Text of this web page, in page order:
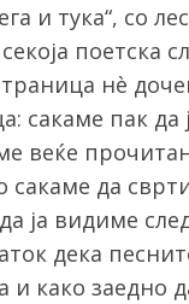
и тука“, со
поетска
нè
сакаме пак да
веќе
сакаме да
ја видиме
дека
и како заедно